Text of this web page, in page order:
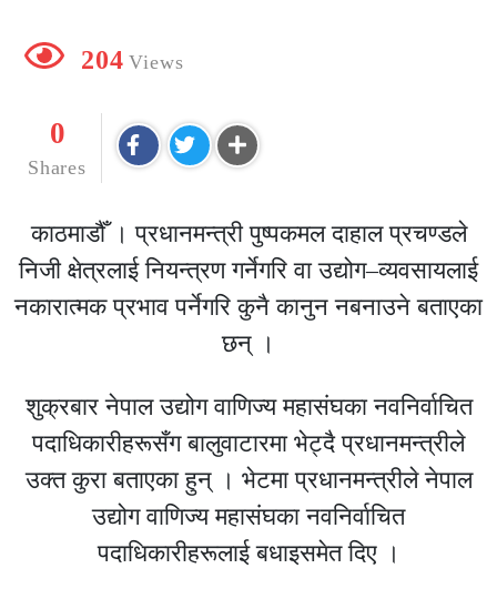
204 Views
0
Shares
काठमाडौँ । प्रधानमन्त्री पुष्पकमल दाहाल प्रचण्डले
निजी क्षेत्रलाई नियन्त्रण गर्नेगरि वा उद्योग–व्यवसायलाई
नकारात्मक प्रभाव पर्नेगरि कुनै कानुन नबनाउने बताएका
छन् ।
शुक्रबार नेपाल उद्योग वाणिज्य महासंघका नवनिर्वाचित
पदाधिकारीहरूसँग बालुवाटारमा भेट्दै प्रधानमन्त्रीले
उक्त कुरा बताएका हुन् । भेटमा प्रधानमन्त्रीले नेपाल
उद्योग वाणिज्य महासंघका नवनिर्वाचित
पदाधिकारीहरूलाई बधाइसमेत दिए ।